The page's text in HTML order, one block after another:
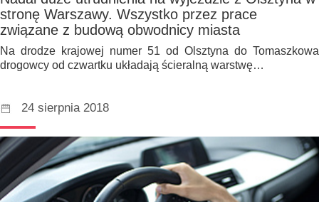
stronę Warszawy. Wszystko przez prace
związane z budową obwodnicy miasta
Na drodze krajowej numer 51 od Olsztyna do Tomaszkowa
drogowcy od czwartku układają ścieralną warstwę…
24 sierpnia 2018